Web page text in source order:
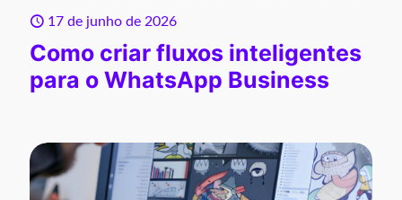
17 de junho de 2026
Como criar fluxos inteligentes
para o WhatsApp Business